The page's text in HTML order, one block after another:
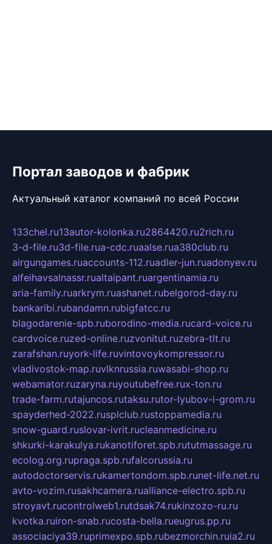
Портал заводов и фабрик
Актуальный каталог компаний по всей России
133chel.ru13autor-kolonka.ru2864420.ru2rich.ru
3-d-file.ru3d-file.rua-cdc.ruaalse.rua380club.ru
airgungames.ruaccounts-112.ruadler-jun.ruadonyev.ru
alfeihavsalnassr.rualtaipant.ruargentinamia.ru
aria-family.ruarkrym.ruashanet.rubelgorod-day.ru
bankaribi.rubandamn.rubigfatcc.ru
blagodarenie-spb.ruborodino-media.rucard-voice.ru
cardvoice.ruzed-online.ruzvonitut.ruzebra-tlt.ru
zarafshan.ruyork-life.ruvintovoykompressor.ru
vladivostok-map.ruvlknrussia.ruwasabi-shop.ru
webamator.ruzaryna.ruyoutubefree.rux-ton.ru
trade-farm.rutajuncos.rutaksu.rutor-lyubov-i-grom.ru
spayderhed-2022.rusplclub.rustoppamedia.ru
snow-guard.ruslovar-ivrit.rucleanmedicine.ru
shkurki-karakulya.rukanotiforet.spb.rututmassage.ru
ecolog.org.rupraga.spb.rufalcorussia.ru
autodoctorservis.rukamertondom.spb.runet-life.net.ru
avto-vozim.rusakhcamera.rualliance-electro.spb.ru
stroyavt.rucontrolweb1.rutdsak74.rukinzozo-ru.ru
kvotka.ruiron-snab.rucosta-bella.rueugrus.pp.ru
associaciya39.ruprimexpo.spb.rubezmorchin.ruia2.ru